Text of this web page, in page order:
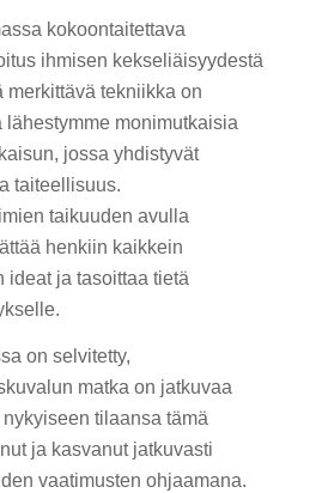
kokoontaitettava
ihmisen kekseliäisyydestä
merkittävä tekniikka on
lähestymme monimutkaisia
jossa yhdistyvät
taiteellisuus.
taikuuden avulla
henkiin kaikkein
ideat ja tasoittaa tietä
on selvitetty,
matka on jatkuvaa
tilaansa tämä
ja kasvanut jatkuvasti
vaatimusten ohjaamana.